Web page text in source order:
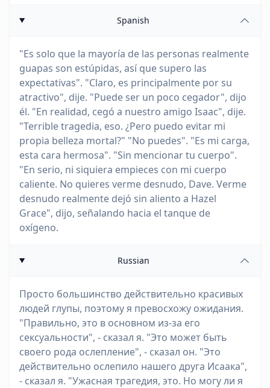
Spanish
"Es solo que la mayoría de las personas realmente
guapas son estúpidas, así que supero las
expectativas". "Claro, es principalmente por su
atractivo", dije. "Puede ser un poco cegador", dijo
él. "En realidad, cegó a nuestro amigo Isaac", dije.
"Terrible tragedia, eso. ¿Pero puedo evitar mi
propia belleza mortal?" "No puedes". "Es mi carga,
esta cara hermosa". "Sin mencionar tu cuerpo".
"En serio, ni siquiera empieces con mi cuerpo
caliente. No quieres verme desnudo, Dave. Verme
desnudo realmente dejó sin aliento a Hazel
Grace", dijo, señalando hacia el tanque de
oxígeno.
Russian
Просто большинство действительно красивых
людей глупы, поэтому я превосхожу ожидания.
"Правильно, это в основном из-за его
сексуальности", - сказал я. "Это может быть
своего рода ослепление", - сказал он. "Это
действительно ослепило нашего друга Исаака",
- сказал я. "Ужасная трагедия, это. Но могу ли я